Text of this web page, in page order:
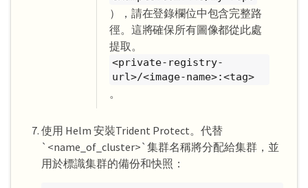
），請在登錄欄位中包含完整路
徑。這將確保所有圖像都從此處
提取。
<private-registry-
url>/<image-name>:<tag>
。
使用 Helm 安裝Trident Protect。代替
`<name_of_cluster>`集群名稱將分配給集群，並
用於標識集群的備份和快照：